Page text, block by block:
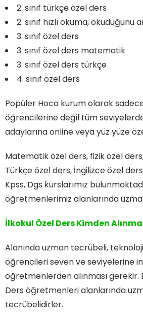
2. sınıf türkçe özel ders
2. sınıf hızlı okuma, okuduğunu
3. sınıf özel ders
3. sınıf özel ders matematik
3. sınıf özel ders türkçe
4. sınıf özel ders
Popüler Hoca kurum olarak
öğrencilerine değil tüm
adaylarına online veya yüz yüze
Matematik özel ders, fizik özel
Türkçe özel ders, İngilizce özel
Kpss, Dgs kurslarımız
öğretmenlerimiz alanlarında
İlkokul Özel Ders Kimden
Alanında uzman tecrübeli,
öğrencileri seven ve seviyelerine
öğretmenlerden alınması gerekir.
Ders öğretmenleri alanlarında
tecrübelidirler.